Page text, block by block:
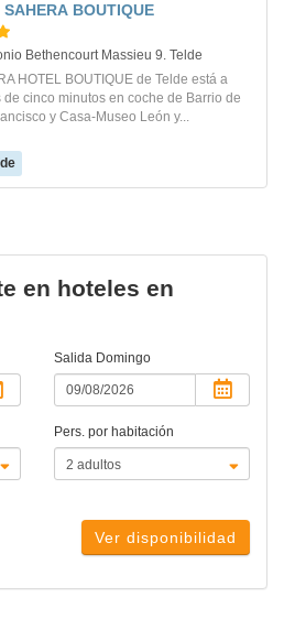
BOUTIQUE
Bethencourt Massieu 9. Telde
HOTEL BOUTIQUE de Telde está a
de cinco minutos en coche de Barrio de
y Casa-Museo León y...
en hoteles en
Salida Domingo
Pers. por habitación
Ver disponibilidad